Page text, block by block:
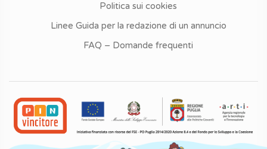
Politica sui cookies
Linee Guida per la redazione di un annuncio
FAQ – Domande frequenti